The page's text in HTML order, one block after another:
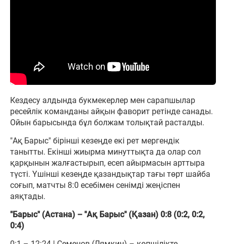
Кездесу алдында букмекерлер мен сарапшылар
ресейлік команданы айқын фаворит ретінде санады.
Ойын барысында бұл болжам толықтай расталды.
"Ақ Барыс" бірінші кезеңде екі рет мергендік
танытты. Екінші жиырма минуттықта да олар сол
қарқынын жалғастырып, есеп айырмасын арттыра
түсті. Үшінші кезеңде қазандықтар тағы төрт шайба
соғып, матчты 8:0 есебімен сенімді жеңіспен
аяқтады.
"Барыс" (Астана) – "Ақ Барыс" (Қазан) 0:8 (0:2, 0:2,
0:4)